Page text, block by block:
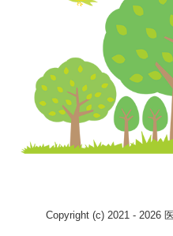
Copyright (c) 2021 - 2026